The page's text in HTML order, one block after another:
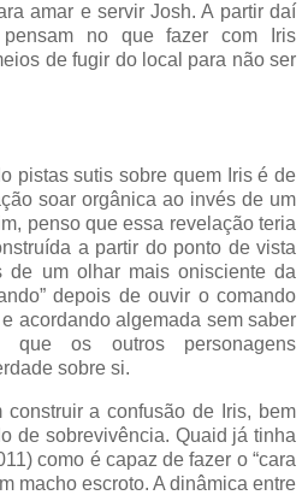
amar e servir Josh. A partir daí
no que fazer com Iris
de fugir do local para não ser
pistas sutis sobre quem Iris é de
soar orgânica ao invés de um
penso que essa revelação teria
a partir do ponto de vista
de um olhar mais onisciente da
depois de ouvir o comando
acordando algemada sem saber
os outros personagens
sobre si.
construir a confusão de Iris, bem
de sobrevivência. Quaid já tinha
como é capaz de fazer o “cara
macho escroto. A dinâmica entre